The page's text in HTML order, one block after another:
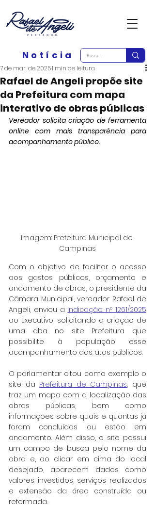
Notícia
Rafael de Angeli propõe site
da Prefeitura com mapa
interativo de obras públicas
7 de mar. de 20251 min de leitura
Vereador solicita criação de ferramenta
online com mais transparência para
acompanhamento público.
Imagem: Prefeitura Municipal de
Campinas
Com o objetivo de facilitar o acesso
aos gastos públicos, orçamento e
andamento de obras, o presidente da
Câmara Municipal, vereador Rafael de
Angeli, enviou a Indicação nº 1261/2025
ao Executivo, solicitando a criação de
uma aba no site Prefeitura que
possibilite à população esse
acompanhamento dos atos públicos.
O parlamentar citou como exemplo o
site da Prefeitura de Campinas, que
traz um mapa com a localização das
obras públicas, bem como
informações sobre quais e quantas já
foram concluídas ou estão em
andamento. Além disso, o site possui
um campo de busca pelo nome da
obra e, ao clicar em cima do local
desejado, aparecem dados como
valores investidos, serviços realizados
e extensão da área construída ou
reformada.